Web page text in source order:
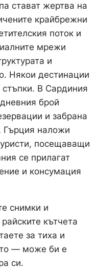
стават жертва на
крайбрежни
поток и
мрежи
и
Някои дестинации
В Сардиния
брой
и забрана
Гърция наложи
посещаващи
се прилагат
и консумация
снимки и
кътчета
за тиха и
— може би е
си.